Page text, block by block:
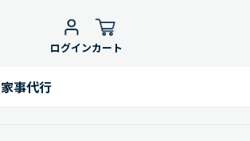
ログインカート
家事代行